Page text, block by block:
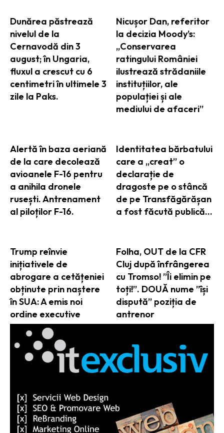
Dunărea păstrează
nivelul de la
Cernavodă din 3
august; în Ungaria,
fluxul a crescut cu 6
centimetri în ultimele 3
zile la Paks.
Nicușor Dan, referitor
la decizia Moody’s:
„Conservarea
ratingului României
ilustrează strădaniile
instituțiilor, ale
populației și ale
mediului de afaceri”
Alertă în baza aeriană
de la care decolează
avioanele F-16 pentru
a anihila dronele
rusești. Antrenament
al piloților F-16.
Identitatea bărbatului
care a „creat” o
declarație de
dragoste pe o stâncă
de pe Transfăgărășan
a fost făcută publică…
Trump reînvie
inițiativele de
abrogare a cetățeniei
obținute prin naștere
în SUA: A emis noi
ordine executive
Folha, OUT de la CFR
Cluj după înfrângerea
cu Tromso! ”Îi elimin pe
toți!”. DOUĂ nume ”își
dispută” poziția de
antrenor